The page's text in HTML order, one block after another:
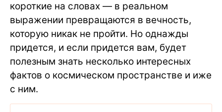
короткие на словах — в реальном
выражении превращаются в вечность,
которую никак не пройти. Но однажды
придется, и если придется вам, будет
полезным знать несколько интересных
фактов о космическом пространстве и иже
с ним.